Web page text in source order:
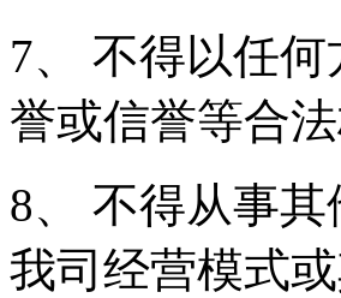
7、 不得以任
誉或信誉等合法
8、 不得从事
我司经营模式